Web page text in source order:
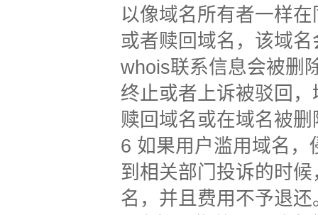
以像域名所有者一样
或者赎回域名，该域
whois联系信息会被删
终止或者上诉被驳回
赎回域名或在域名被
6 如果用户滥用域名
到相关部门投诉的时
名，并且费用不予退还